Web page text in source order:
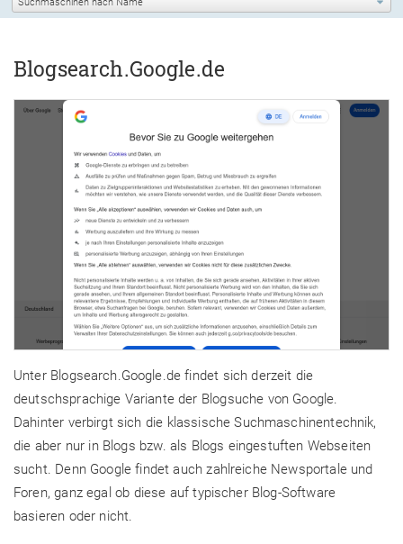
Blogsearch.Google.de
Unter Blogsearch.Google.de findet sich derzeit die
deutschsprachige Variante der Blogsuche von Google.
Dahinter verbirgt sich die klassische Suchmaschinentechnik,
die aber nur in Blogs bzw. als Blogs eingestuften Webseiten
sucht. Denn Google findet auch zahlreiche Newsportale und
Foren, ganz egal ob diese auf typischer Blog-Software
basieren oder nicht.